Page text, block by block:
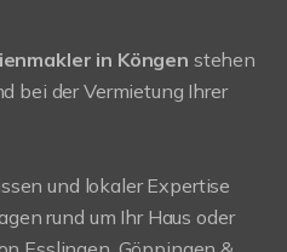
in Köngen stehen
bei der Vermietung Ihrer
und lokaler Expertise
rund um Ihr Haus oder